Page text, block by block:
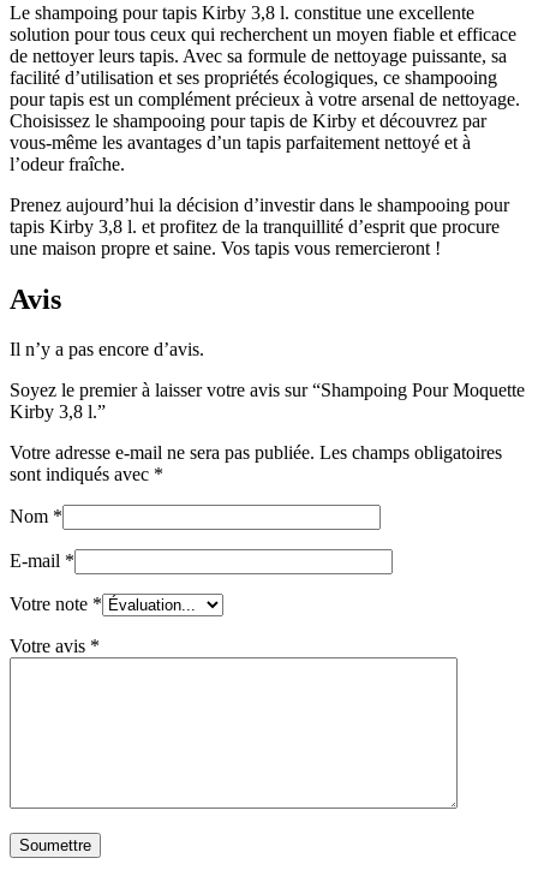
Le shampoing pour tapis Kirby 3,8 l. constitue une excellente
solution pour tous ceux qui recherchent un moyen fiable et efficace
de nettoyer leurs tapis. Avec sa formule de nettoyage puissante, sa
facilité d’utilisation et ses propriétés écologiques, ce shampooing
pour tapis est un complément précieux à votre arsenal de nettoyage.
Choisissez le shampooing pour tapis de Kirby et découvrez par
vous-même les avantages d’un tapis parfaitement nettoyé et à
l’odeur fraîche.
Prenez aujourd’hui la décision d’investir dans le shampooing pour
tapis Kirby 3,8 l. et profitez de la tranquillité d’esprit que procure
une maison propre et saine. Vos tapis vous remercieront !
Avis
Il n’y a pas encore d’avis.
Soyez le premier à laisser votre avis sur “Shampoing Pour Moquette
Kirby 3,8 l.”
Votre adresse e-mail ne sera pas publiée. Les champs obligatoires
sont indiqués avec *
Nom *
E-mail *
Votre note *
Votre avis *